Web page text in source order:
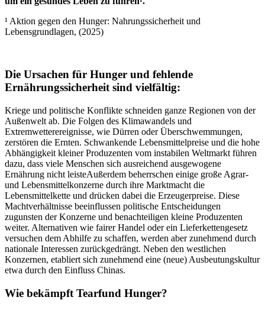
¹ Aktion gegen den Hunger: Nahrungssicherheit und
Lebensgrundlagen, (2025)
Die Ursachen für Hunger und fehlende
Ernährungssicherheit sind vielfältig:
Kriege und politische Konflikte schneiden ganze Regionen von der
Außenwelt ab. Die Folgen des Klimawandels und
Extremwetterereignisse, wie Dürren oder Überschwemmungen,
zerstören die Ernten. Schwankende Lebensmittelpreise und die hohe
Abhängigkeit kleiner Produzenten vom instabilen Weltmarkt führen
dazu, dass viele Menschen sich ausreichend ausgewogene
Ernährung nicht leisteAußerdem beherrschen einige große Agrar-
und Lebensmittelkonzerne durch ihre Marktmacht die
Lebensmittelkette und drücken dabei die Erzeugerpreise. Diese
Machtverhältnisse beeinflussen politische Entscheidungen
zugunsten der Konzerne und benachteiligen kleine Produzenten
weiter. Alternativen wie fairer Handel oder ein Lieferkettengesetz
versuchen dem Abhilfe zu schaffen, werden aber zunehmend durch
nationale Interessen zurückgedrängt. Neben den westlichen
Konzernen, etabliert sich zunehmend eine (neue) Ausbeutungskultur
etwa durch den Einfluss Chinas.
Wie bekämpft Tearfund Hunger?